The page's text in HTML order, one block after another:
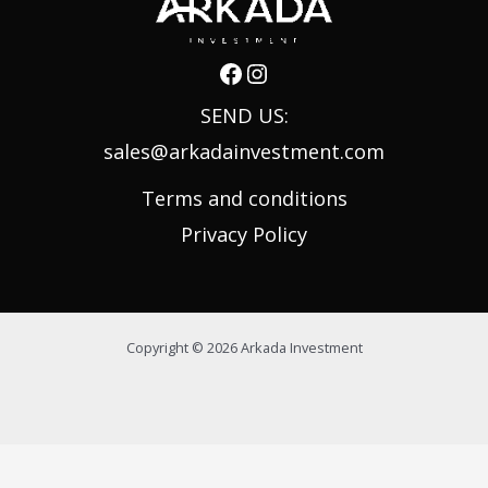
SEND US:
sales@arkadainvestment.com
Terms and conditions
Privacy Policy
Copyright © 2026 Arkada Investment